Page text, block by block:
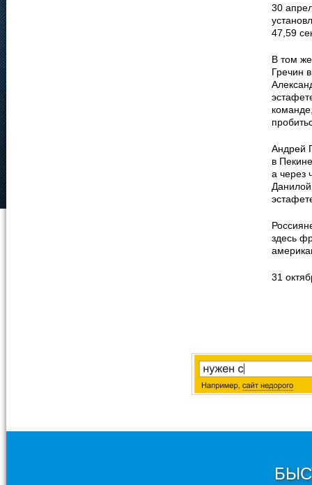
30
47,59
В том
Гречин
Андрей
в
а через
здесь
31